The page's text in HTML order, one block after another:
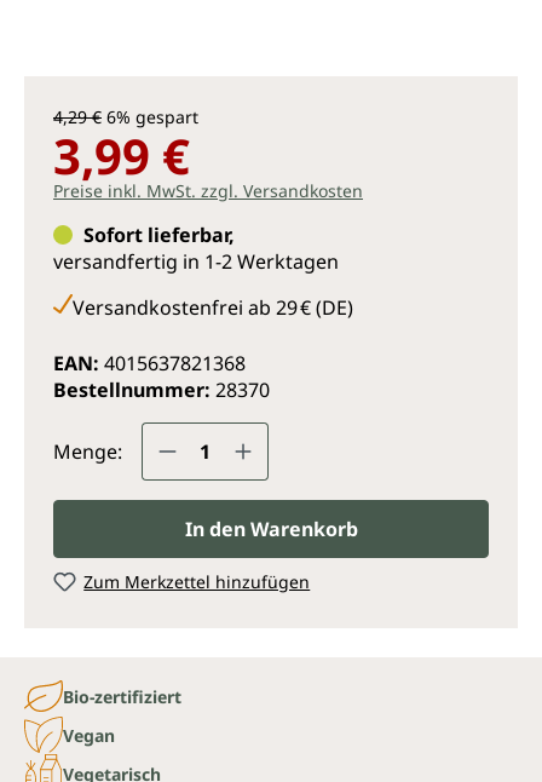
4,29 € 6% gespart
3,99 €
Preise inkl. MwSt. zzgl. Versandkosten
Sofort lieferbar,
versandfertig in 1-2 Werktagen
Versandkostenfrei ab 29 € (DE)
EAN: 4015637821368
Bestellnummer: 28370
Menge: Produkt Anzahl: Gib den
In den Warenkorb
Zum Merkzettel hinzufügen
Bio-zertifiziert
Vegan
Vegetarisch